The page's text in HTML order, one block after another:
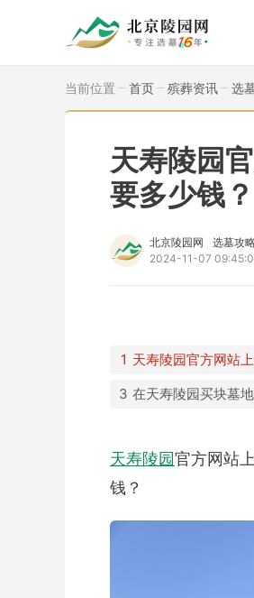
当前位置 首页 殡葬资讯 选
天寿陵园
要多少钱？
北京陵园网
选墓攻
2024-11-07
天寿陵园官方网站
在天寿陵园买块墓
天寿陵园官方网站
钱？